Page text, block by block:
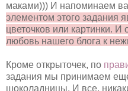
маками))) И напоминаем
элементом этого задания
цветочков или картинки. И
любовь нашего блога к
Кроме открыточек, по
задания мы принимаем
шоколадницы. И все,